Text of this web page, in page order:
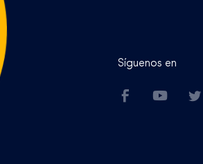
Síguenos en